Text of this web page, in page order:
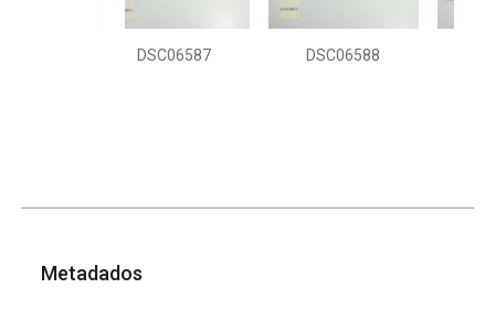
DSC06587 DSC06588
Metadados